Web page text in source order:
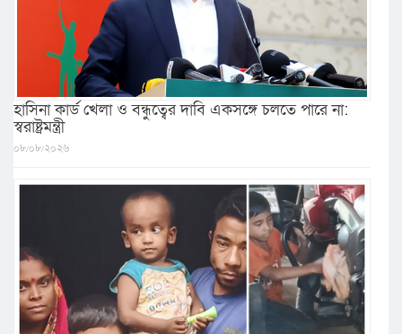
হাসিনা কার্ড খেলা ও বন্ধুত্বের দাবি একসঙ্গে চলতে পারে না:
স্বরাষ্ট্রমন্ত্রী
০৮/০৮/২০২৬